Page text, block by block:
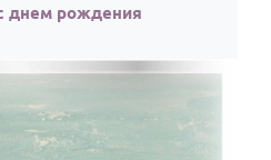
днем рождения